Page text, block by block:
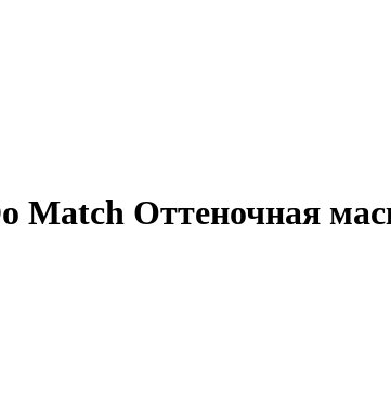
Match Оттеночная